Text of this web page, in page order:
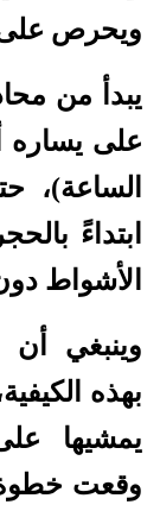
ويحرص على
يبدأ من
على يساره
الساعة)،
ابتداءً
الأشواط
وينبغي أن
بهذه
يمشيها
وقعت خطوة